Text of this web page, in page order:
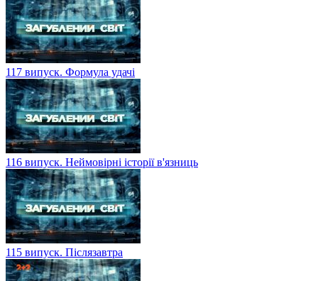
117 випуск. Формула удачі
116 випуск. Неймовірні історії в'язниць
115 випуск. Післязавтра